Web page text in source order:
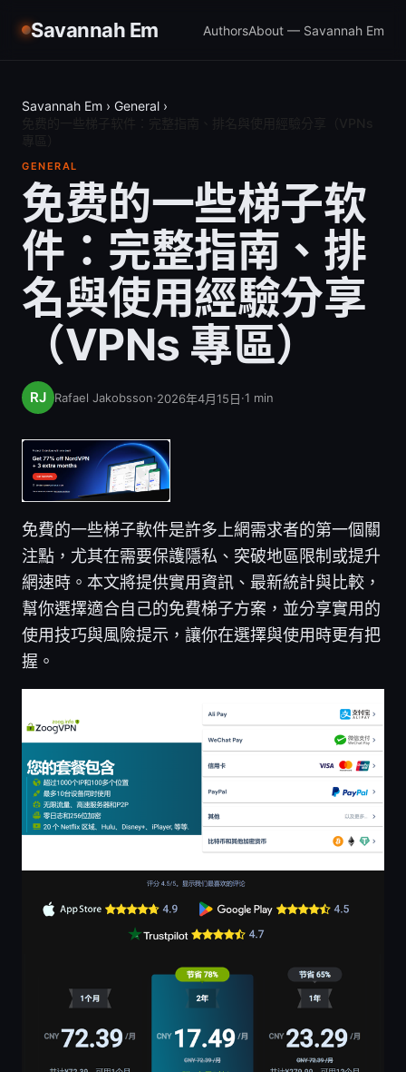
Savannah Em AuthorsAbout — Savannah Em
Savannah Em › General ›
GENERAL
免费的一些梯子软
件：完整指南、排
名與使用經驗分享
（VPNs 專區）
Rafael Jakobsson·2026年4月15日·1 min
免費的一些梯子軟件是許多上網需求者的第一個關
注點，尤其在需要保護隱私、突破地區限制或提升
網速時。本文將提供實用資訊、最新統計與比較，
幫你選擇適合自己的免費梯子方案，並分享實用的
使用技巧與風險提示，讓你在選擇與使用時更有把
握。